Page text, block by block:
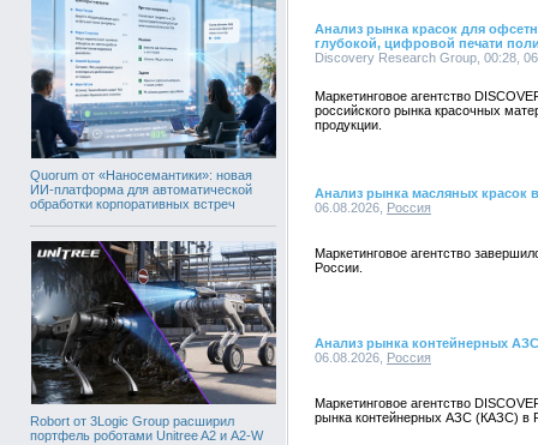
Quorum от «Наносемантики»: новая
ИИ-платформа для автоматической
обработки корпоративных встреч
Robort от 3Logic Group расширил
портфель роботами Unitree A2 и A2-W
Анализ рынка красок для
глубокой, цифровой печати
Discovery Research Group, 00:28,
Маркетинговое агентство
российского рынка красочных
продукции.
Анализ рынка масляных красок
06.08.2026, Россия
Маркетинговое агентство
России.
Анализ рынка контейнерных
06.08.2026, Россия
Маркетинговое агентство
рынка контейнерных АЗС (КАЗС) в